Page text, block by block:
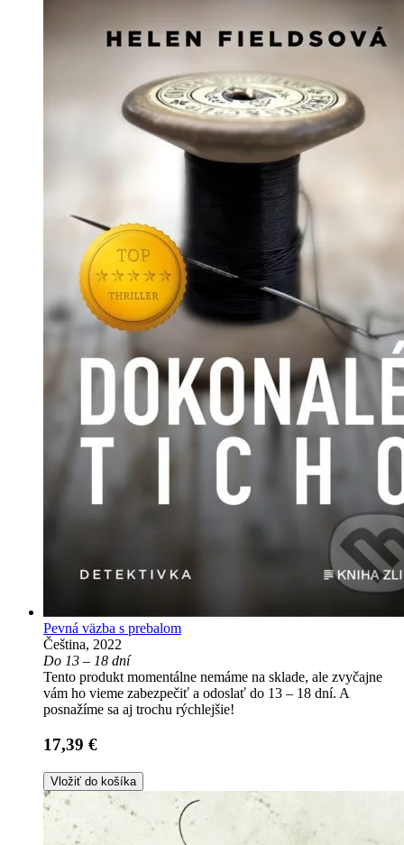
Pevná väzba s prebalom
Čeština, 2022
Do 13 – 18 dní
Tento produkt momentálne nemáme na sklade, ale zvyčajne
vám ho vieme zabezpečiť a odoslať do 13 – 18 dní. A
posnažíme sa aj trochu rýchlejšie!
17,39 €
Vložiť do košíka